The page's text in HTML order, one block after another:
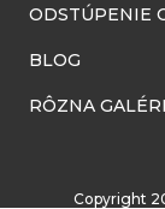
ODSTÚPENIE
BLOG
RÔZNA
Copyright